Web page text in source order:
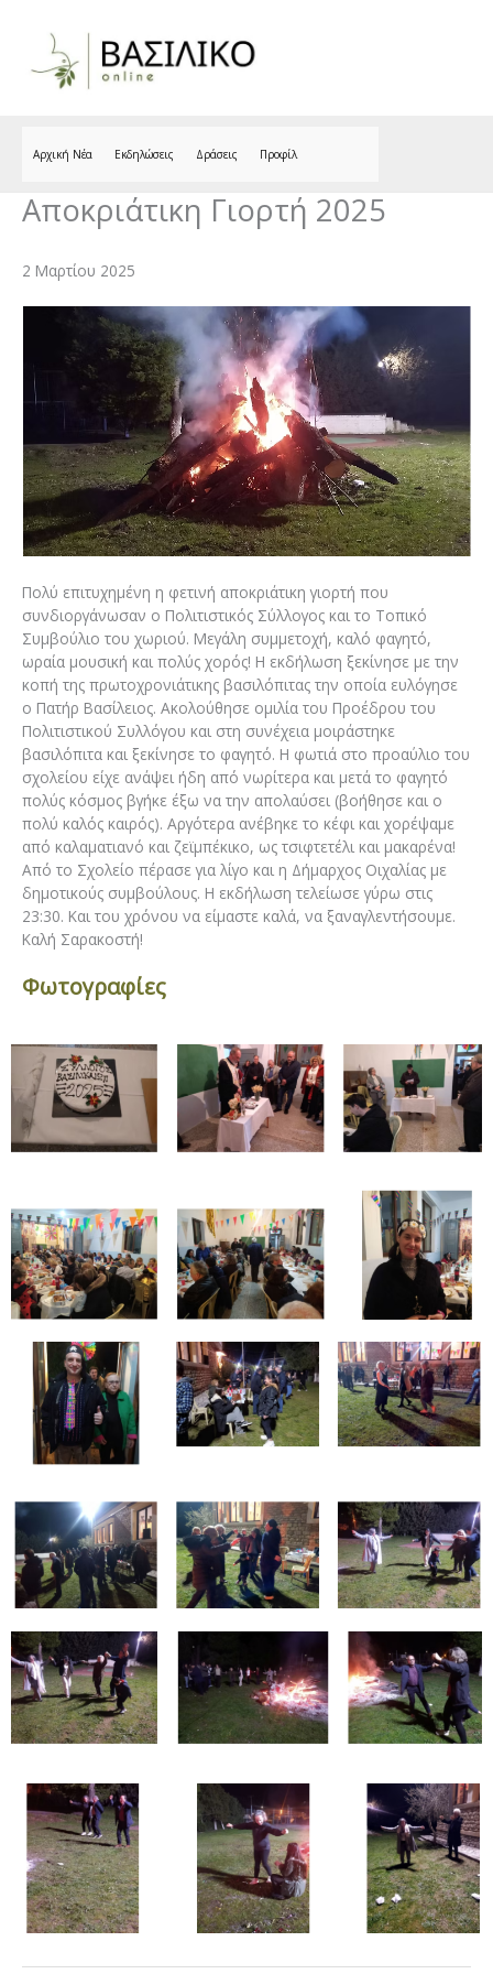
Αρχική Νέα Εκδηλώσεις Δράσεις Προφίλ
Αποκριάτικη Γιορτή 2025
2 Μαρτίου 2025
Πολύ επιτυχημένη η φετινή αποκριάτικη γιορτή που
συνδιοργάνωσαν ο Πολιτιστικός Σύλλογος και το Τοπικό
Συμβούλιο του χωριού. Μεγάλη συμμετοχή, καλό φαγητό,
ωραία μουσική και πολύς χορός! Η εκδήλωση ξεκίνησε με την
κοπή της πρωτοχρονιάτικης βασιλόπιτας την οποία ευλόγησε
ο Πατήρ Βασίλειος. Ακολούθησε ομιλία του Προέδρου του
Πολιτιστικού Συλλόγου και στη συνέχεια μοιράστηκε
βασιλόπιτα και ξεκίνησε το φαγητό. Η φωτιά στο προαύλιο του
σχολείου είχε ανάψει ήδη από νωρίτερα και μετά το φαγητό
πολύς κόσμος βγήκε έξω να την απολαύσει (βοήθησε και ο
πολύ καλός καιρός). Αργότερα ανέβηκε το κέφι και χορέψαμε
από καλαματιανό και ζεϊμπέκικο, ως τσιφτετέλι και μακαρένα!
Από το Σχολείο πέρασε για λίγο και η Δήμαρχος Οιχαλίας με
δημοτικούς συμβούλους. Η εκδήλωση τελείωσε γύρω στις
23:30. Και του χρόνου να είμαστε καλά, να ξαναγλεντήσουμε.
Καλή Σαρακοστή!
Φωτογραφίες